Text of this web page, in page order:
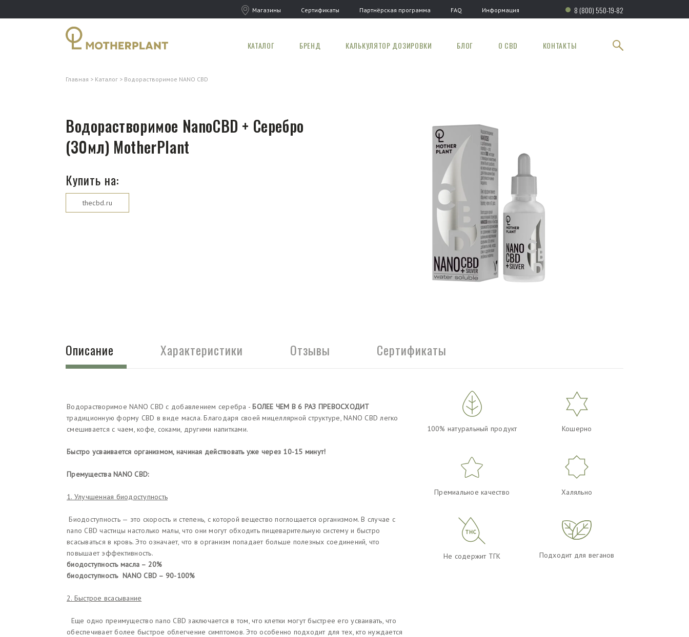
Магазины Сертификаты Партнёрская программа FAQ Информация 8 (800) 550-19-82
КАТАЛОГ БРЕНД КАЛЬКУЛЯТОР ДОЗИРОВКИ БЛОГ О CBD КОНТАКТЫ
Главная Каталог Водорастворимое NANO CBD
Водорастворимое NanoCBD + Серебро
(30мл) MotherPlant
Купить на:
thecbd.ru
Описание Характеристики Отзывы Сертификаты
Водорастворимое NANO CBD с добавлением серебра -БОЛЕЕ ЧЕМ В 6 РАЗ ПРЕВОСХОДИТ
традиционную форму CBD в виде масла. Благодаря своей мицеллярной структуре, NANO CBD легко
смешивается с чаем, кофе, соками, другими напитками.
Быстро усваивается организмом, начиная действовать уже через 10-15 минут!
Премущества NANO CBD:
1. Улучшенная биодоступность
Биодоступность — это скорость и степень, с которой вещество поглощается организмом. В случае с
nano CBD частицы настолько малы, что они могут обходить пищеварительную систему и быстро
всасываться в кровь. Это означает, что в организм попадает больше полезных соединений, что
повышает эффективность.
биодоступность масла – 20%
биодоступность NANO CBD – 90-100%
2. Быстрое всасывание
Еще одно преимущество nano CBD заключается в том, что клетки могут быстрее его усваивать, что
обеспечивает более быстрое облегчение симптомов. Это особенно подходит для тех, кто нуждается
100% натуральный продукт
Премиальное качество
Не содержит ТГК
Кошерно
Халяльно
Подходит для веганов